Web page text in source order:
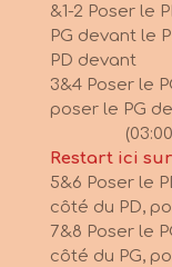
&1-2 Poser le
PG devant le
PD devant
3&4 Poser le
poser
Restart ici
5&6 Poser le
côté du PD,
7&8 Poser le
côté du PG,